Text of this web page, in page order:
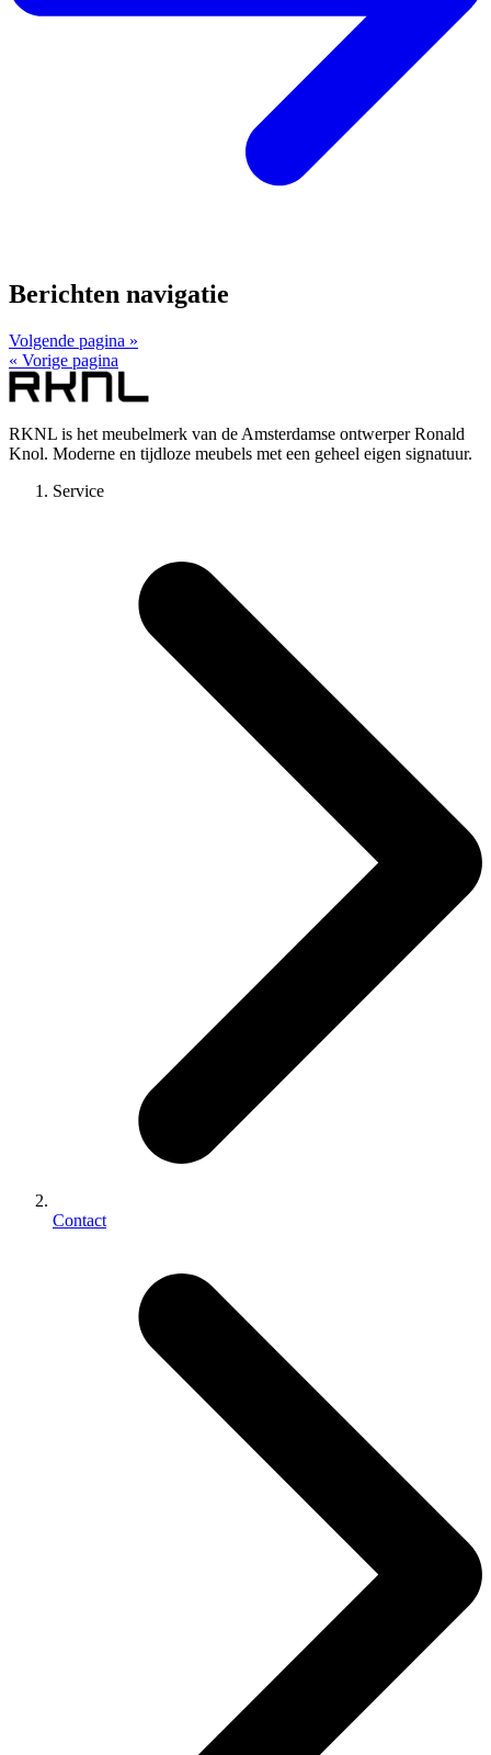
Berichten navigatie
Volgende pagina »
« Vorige pagina
RKNL is het meubelmerk van de Amsterdamse ontwerper Ronald
Knol. Moderne en tijdloze meubels met een geheel eigen signatuur.
Service
Contact